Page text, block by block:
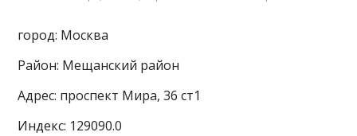
город: Москва
Район: Мещанский район
Адрес: проспект Мира, 36 ст1
Индекс: 129090.0